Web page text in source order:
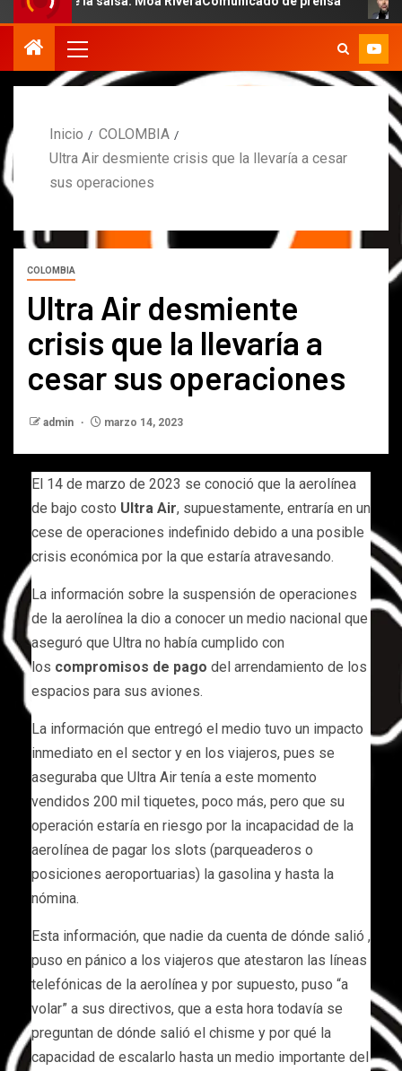
Inicio
COLOMBIA
Ultra Air desmiente crisis que la llevaría a cesar
sus operaciones
COLOMBIA
Ultra Air desmiente
crisis que la llevaría a
cesar sus operaciones
admin marzo 14, 2023
El 14 de marzo de 2023 se conoció que la aerolínea
de bajo costo Ultra Air, supuestamente, entraría en un
cese de operaciones indefinido debido a una posible
crisis económica por la que estaría atravesando.
La información sobre la suspensión de operaciones
de la aerolínea la dio a conocer un medio nacional que
aseguró que Ultra no había cumplido con
los compromisos de pago del arrendamiento de los
espacios para sus aviones.
La información que entregó el medio tuvo un impacto
inmediato en el sector y en los viajeros, pues se
aseguraba que Ultra Air tenía a este momento
vendidos 200 mil tiquetes, poco más, pero que su
operación estaría en riesgo por la incapacidad de la
aerolínea de pagar los slots (parqueaderos o
posiciones aeroportuarias) la gasolina y hasta la
nómina.
Esta información, que nadie da cuenta de dónde salió ,
puso en pánico a los viajeros que atestaron las líneas
telefónicas de la aerolínea y por supuesto, puso “a
volar” a sus directivos, que a esta hora todavía se
preguntan de dónde salió el chisme y por qué la
capacidad de escalarlo hasta un medio importante del